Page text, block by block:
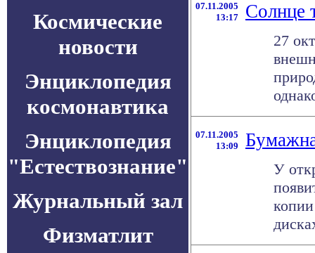
Космические
новости
Энциклопедия
космонавтика
Энциклопедия
"Естествознание"
Журнальный зал
Физматлит
07.11.2005
13:17
Солнце
27
07.11.2005
13:09
У